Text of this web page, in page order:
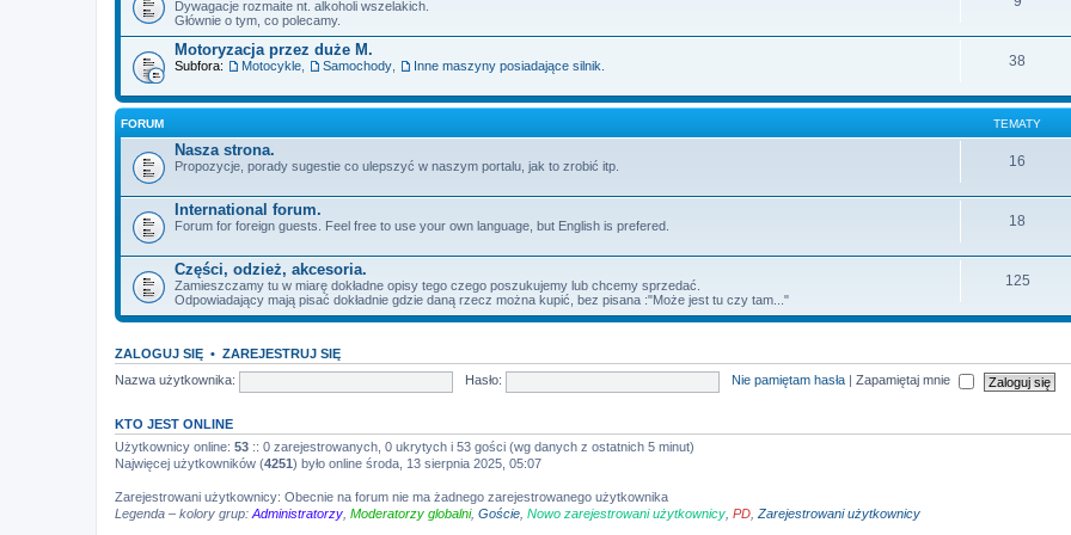
Dywagacje rozmaite nt. alkoholi wszelakich.
Głównie o tym, co polecamy.
Motoryzacja przez duże M.
Subfora: Motocykle Samochody Inne maszyny posiadające silnik. 38
FORUM TEMATY
Nasza strona.
Propozycje, porady sugestie co ulepszyć w naszym portalu, jak to zrobić itp. 16
International forum.
Forum for foreign guests. Feel free to use your own language, but English is prefered. 18
Części, odzież, akcesoria.
Zamieszczamy tu w miarę dokładne opisy tego czego poszukujemy lub chcemy sprzedać.
Odpowiadający mają pisać dokładnie gdzie daną rzecz można kupić, bez pisana :"Może jest tu czy tam..."
125
ZALOGUJ SIĘ • ZAREJESTRUJ SIĘ
Nazwa użytkownika:
Hasło: Nie pamiętam hasła Zapamiętaj mnie
KTO JEST ONLINE
Użytkownicy online: 53 :: 0 zarejestrowanych, 0 ukrytych i 53 gości (wg danych z ostatnich 5 minut)
Najwięcej użytkowników (4251) było online środa, 13 sierpnia 2025, 05:07
Zarejestrowani użytkownicy: Obecnie na forum nie ma żadnego zarejestrowanego użytkownika
Legenda – kolory grup: Administratorzy Moderatorzy globalni, Goście Nowo zarejestrowani użytkownicy PD Zarejestrowani użytkownicy